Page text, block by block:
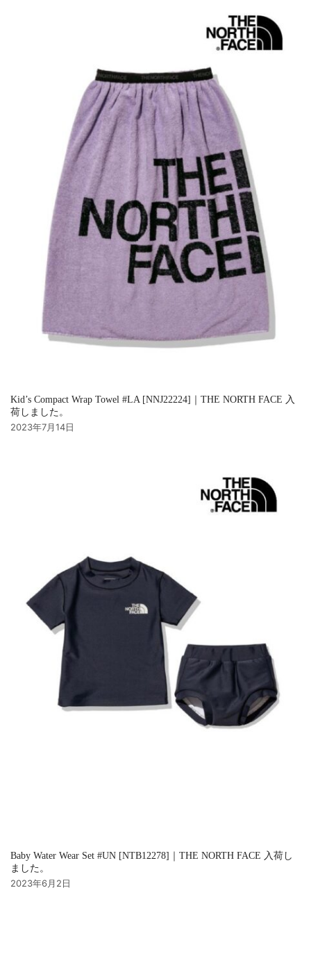
Kid’s Compact Wrap Towel #LA [NNJ22224]｜THE NORTH FACE 入
荷しました。
2023年7月14日
Baby Water Wear Set #UN [NTB12278]｜THE NORTH FACE 入荷し
ました。
2023年6月2日